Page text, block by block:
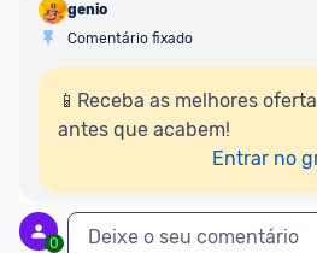
genio
Comentário fixado
📱Receba as melhores
antes que acabem!
Entrar no
0 Deixe o seu comentário